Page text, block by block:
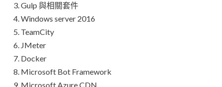
Gulp 與相關套件
Windows server 2016
TeamCity
JMeter
Docker
Microsoft Bot Framework
Microsoft Azure CDN